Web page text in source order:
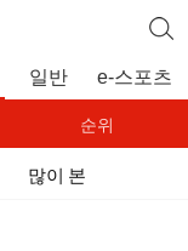
일반 e-스포츠
순위
많이 본